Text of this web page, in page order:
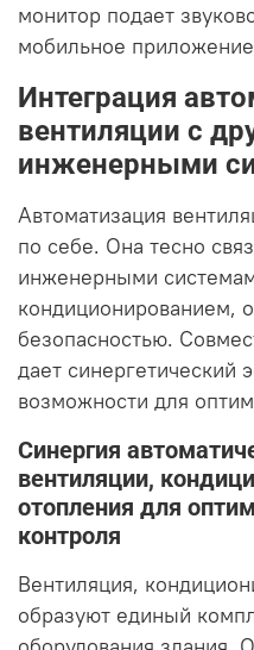
монитор подает
мобильное
Интеграция
вентиляции с
инженерными
Автоматизация
по себе. Она тесно
инженерными
кондиционированием,
безопасностью.
дает синергетический
возможности для
Синергия
вентиляции,
отопления для
контроля
Вентиляция,
образуют единый